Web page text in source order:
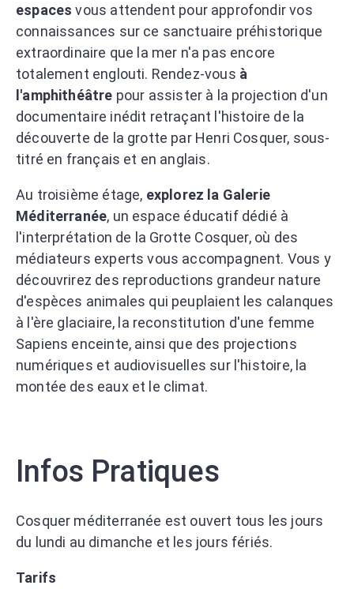
espaces vous attendent pour approfondir vos
connaissances sur ce sanctuaire préhistorique
extraordinaire que la mer n'a pas encore
totalement englouti. Rendez-vous à
l'amphithéâtre pour assister à la projection d'un
documentaire inédit retraçant l'histoire de la
découverte de la grotte par Henri Cosquer, sous-
titré en français et en anglais.
Au troisième étage, explorez la Galerie
Méditerranée, un espace éducatif dédié à
l'interprétation de la Grotte Cosquer, où des
médiateurs experts vous accompagnent. Vous y
découvrirez des reproductions grandeur nature
d'espèces animales qui peuplaient les calanques
à l'ère glaciaire, la reconstitution d'une femme
Sapiens enceinte, ainsi que des projections
numériques et audiovisuelles sur l'histoire, la
montée des eaux et le climat.
Infos Pratiques
Cosquer méditerranée est ouvert tous les jours
du lundi au dimanche et les jours fériés.
Tarifs